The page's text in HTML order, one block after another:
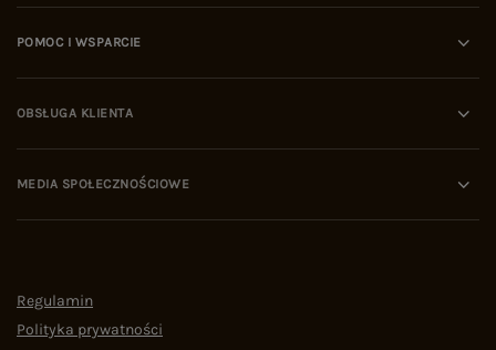
POMOC I WSPARCIE
OBSŁUGA KLIENTA
MEDIA SPOŁECZNOŚCIOWE
Regulamin
Polityka prywatności